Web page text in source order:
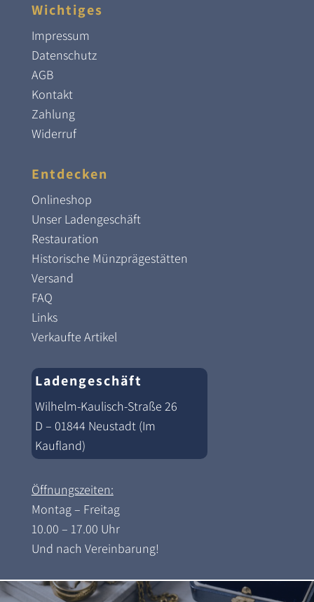
Wichtiges
Impressum
Datenschutz
AGB
Kontakt
Zahlung
Widerruf
Entdecken
Onlineshop
Unser Ladengeschäft
Restauration
Historische Münzprägestätten
Versand
FAQ
Links
Verkaufte Artikel
Ladengeschäft
Wilhelm-Kaulisch-Straße 26
D – 01844 Neustadt (Im
Kaufland)
Öffnungszeiten:
Montag – Freitag
10.00 – 17.00 Uhr
Und nach Vereinbarung!